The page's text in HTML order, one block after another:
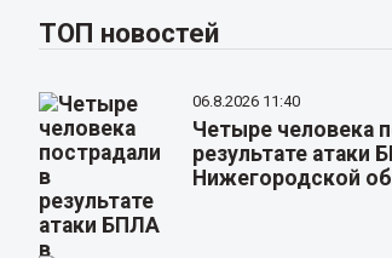
ТОП новостей
06.8.2026 11:40
Четыре человека
результате атаки
Нижегородской